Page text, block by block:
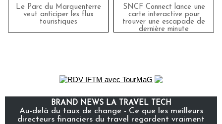
Le Parc du Marquenterre
veut anticiper les flux
touristiques
SNCF Connect lance une
carte interactive pour
trouver une escapade de
dernière minute
BRAND NEWS LA TRAVEL TECH
Au-delà du taux de change - Ce que les meilleurs
directeurs financiers du travel regardent vraiment